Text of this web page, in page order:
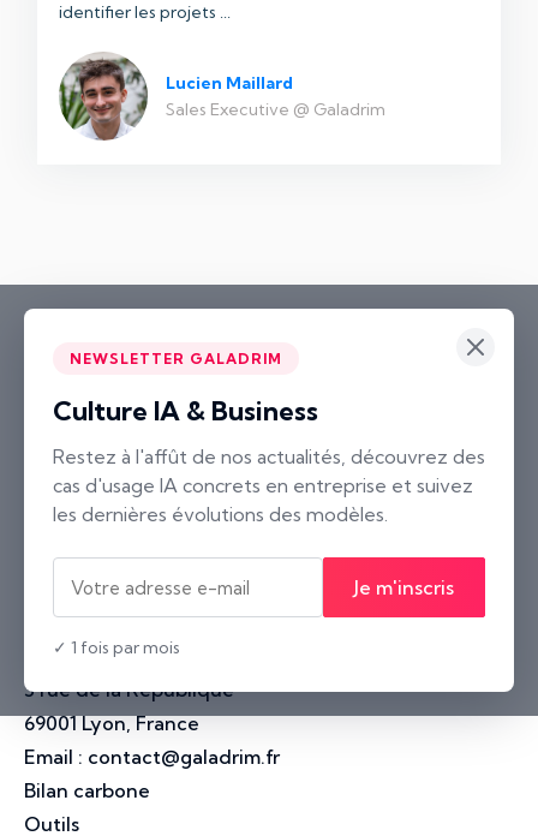
identifier les projets ...
Lucien Maillard
Sales Executive @ Galadrim
NEWSLETTER GALADRIM
Culture IA & Business
Restez à l'affût de nos actualités, découvrez des
cas d'usage IA concrets en entreprise et suivez
les dernières évolutions des modèles.
Je m'inscris
✓ 1 fois par mois
Paris
2 rue Neuve Saint-Pierre
75004 Paris, France
Nantes
10 rue Voltaire
44000 Nantes, France
Lyon
3 rue de la République
69001 Lyon, France
Email : contact@galadrim.fr
Bilan carbone
Outils